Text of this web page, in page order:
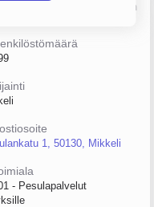
Lähde: YTJ, PRH, Traficom
1, 50130, Mikkeli
- Pesulapalvelut